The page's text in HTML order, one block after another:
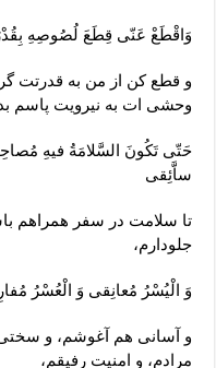
وَاقْطَعْ عَنّى قِطَعَ لُصُوصِهِ
و قطع كن‏ از من به قدرتت
وحشى‏ ات به نيرويت پاسم
حَتّى تَكُونَ السَّلامَةُ فيهِ
ساَّئِقى
تا سلامت در سفر همراهم
جلودارم،
وَ الْيُسْرُ مُعانِقى وَ الْعُسْرُ
و آسانى هم آغوشم، و سختى
مرادم، و امنيت رفيقم،